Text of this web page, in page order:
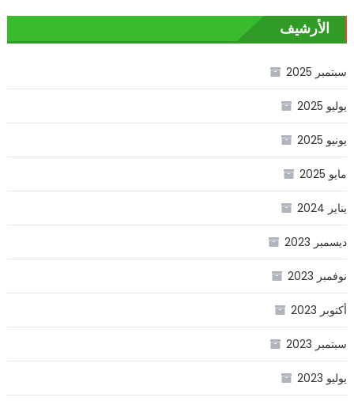
الأرشيف
سبتمبر 2025
يوليو 2025
يونيو 2025
مايو 2025
يناير 2024
ديسمبر 2023
نوفمبر 2023
أكتوبر 2023
سبتمبر 2023
يوليو 2023